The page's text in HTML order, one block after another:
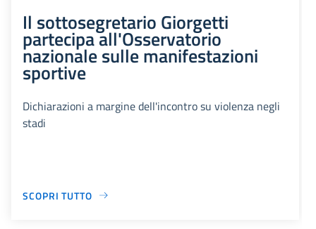
Il sottosegretario Giorgetti
partecipa all'Osservatorio
nazionale sulle manifestazioni
sportive
Dichiarazioni a margine dell'incontro su violenza negli
stadi
SCOPRI TUTTO